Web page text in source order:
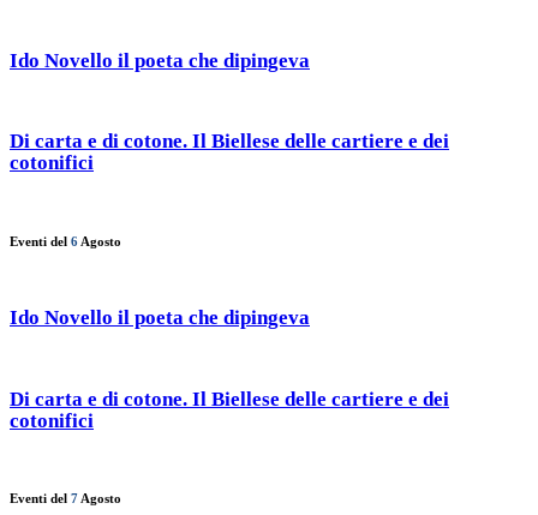
Ido Novello il poeta che dipingeva
Di carta e di cotone. Il Biellese delle cartiere e dei
cotonifici
Eventi del 6 Agosto
Ido Novello il poeta che dipingeva
Di carta e di cotone. Il Biellese delle cartiere e dei
cotonifici
Eventi del 7 Agosto